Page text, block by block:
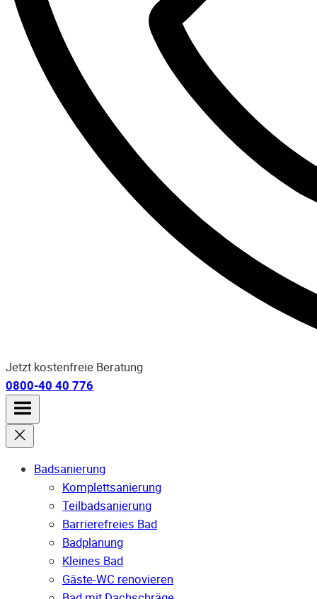
Jetzt kostenfreie Beratung
0800-40 40 776
Badsanierung
Komplettsanierung
Teilbadsanierung
Barrierefreies Bad
Badplanung
Kleines Bad
Gäste-WC renovieren